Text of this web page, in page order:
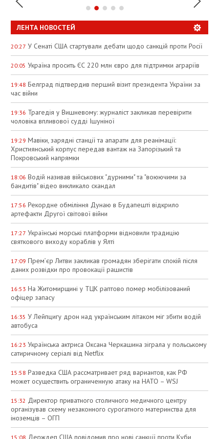
ЛЕНТА НОВОСТЕЙ
20:27 У Сенаті США стартували дебати щодо санкцій проти Росії
20:05 Україна просить ЄС 220 млн євро для підтримки аграріїв
19:48 Белград підтвердив перший візит президента України за
час війни
19:36 Трагедія у Вишневому: журналіст закликав перевірити
чоловіка впливової судді Ішуніної
19:29 Мавіки, зарядні станції та апарати для реанімації:
Християнський корпус передав вантаж на Запорізький та
Покровський напрямки
18:06 Водій називав військових "дурними" та "воюючими за
бандитів" відео викликало скандал
17:56 Рекордне обміління Дунаю в Будапешті відкрило
артефакти Другої світової війни
17:27 Українські морські платформи відновили традицію
святкового виходу кораблів у Ялті
17:09 Прем’єр Литви закликав громадян зберігати спокій після
даних розвідки про провокації рашистів
16:53 На Житомирщині у ТЦК раптово помер мобілізований
офіцер запасу
16:35 У Лейпцигу дрон над українським літаком міг збити водій
автобуса
16:23 Українська актриса Оксана Черкашина зіграла у польському
сатиричному серіалі від Netflix
15:58 Разведка США рассматривает ряд вариантов, как РФ
может осуществить ограниченную атаку на НАТО – WSJ
15:32 Директор приватного столичного медичного центру
організував схему незаконного сурогатного материнства для
іноземців – ОГП
15:08 Держдеп США повідомив про нові санкції проти Куби